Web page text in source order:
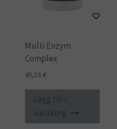
Multi Enzym
Complex
45,15 €
Lägg till i
varukorg